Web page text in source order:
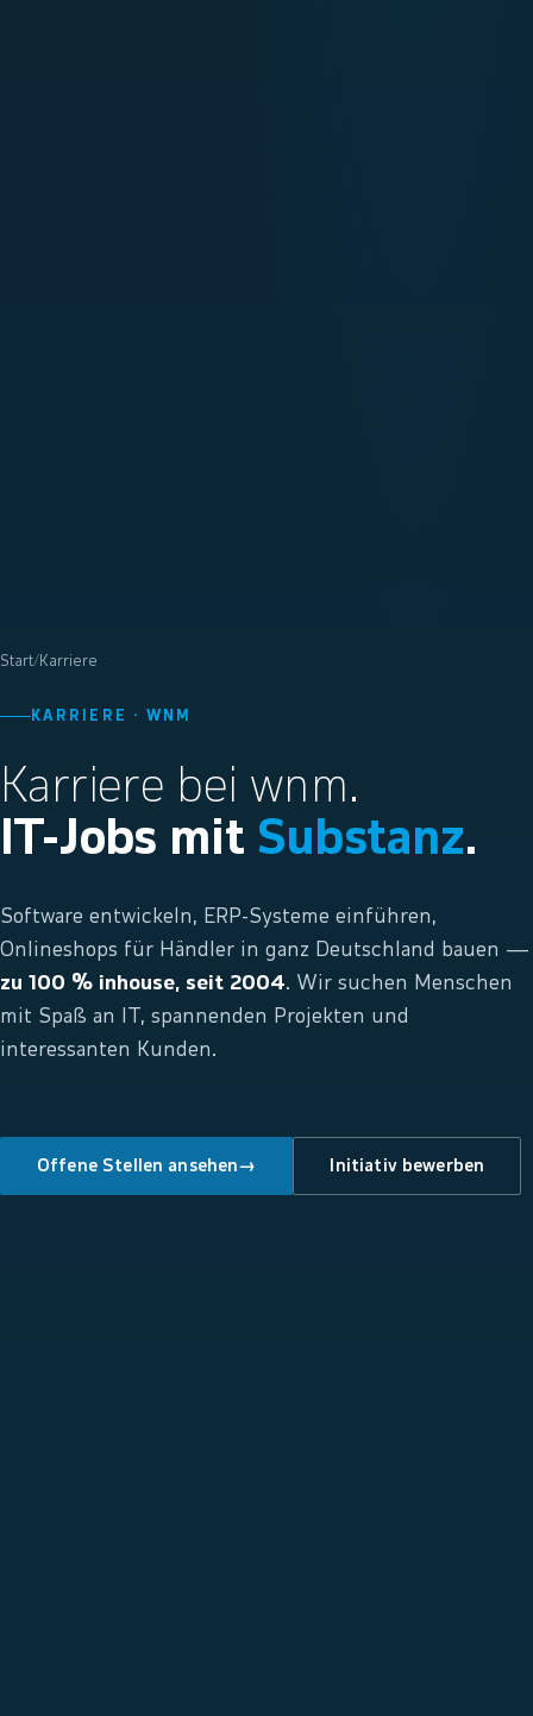
Start/Karriere
KARRIERE · WNM
Karriere bei wnm.
IT-Jobs mit Substanz.
Software entwickeln, ERP-Systeme einführen,
Onlineshops für Händler in ganz Deutschland bauen —
zu 100 % inhouse, seit 2004. Wir suchen Menschen
mit Spaß an IT, spannenden Projekten und
interessanten Kunden.
Offene Stellen ansehen→ Initiativ bewerben